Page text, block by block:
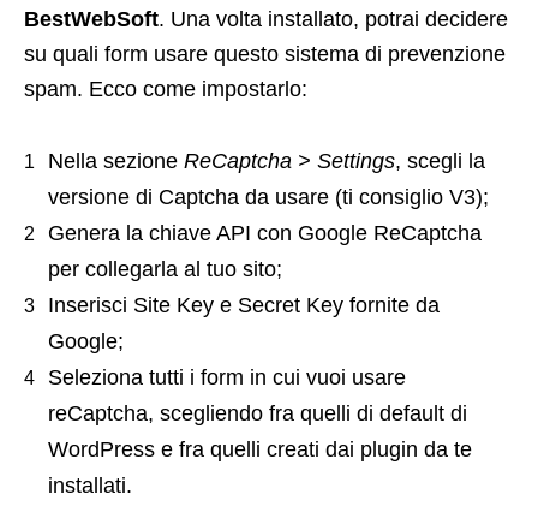
BestWebSoft. Una volta installato, potrai decidere
su quali form usare questo sistema di prevenzione
spam. Ecco come impostarlo:
Nella sezione ReCaptcha > Settings, scegli la
versione di Captcha da usare (ti consiglio V3);
Genera la chiave API con Google ReCaptcha
per collegarla al tuo sito;
Inserisci Site Key e Secret Key fornite da
Google;
Seleziona tutti i form in cui vuoi usare
reCaptcha, scegliendo fra quelli di default di
WordPress e fra quelli creati dai plugin da te
installati.